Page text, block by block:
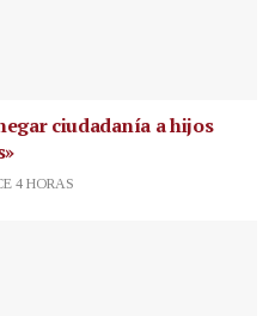
ciudadanía a hijos
4 HORAS